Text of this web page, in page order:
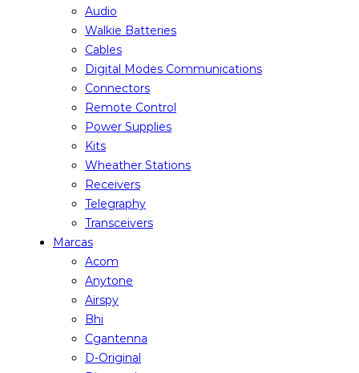
Audio
Walkie Batteries
Cables
Digital Modes Communications
Connectors
Remote Control
Power Supplies
Kits
Wheather Stations
Receivers
Telegraphy
Transceivers
Marcas
Acom
Anytone
Airspy
Bhi
Cgantenna
D-Original